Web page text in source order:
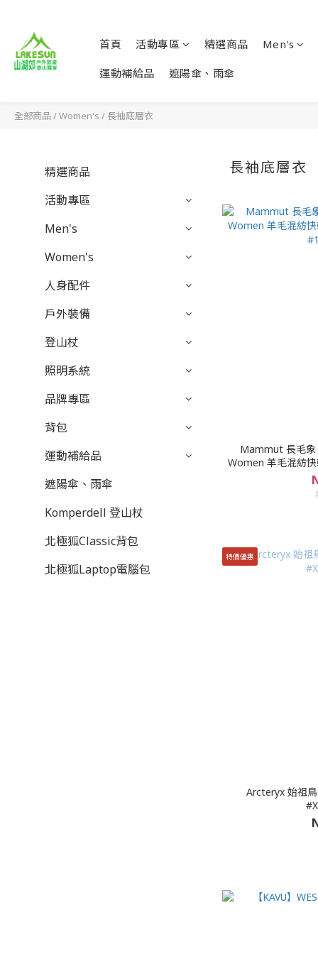
首頁 活動專區 精選商品 Men's
運動補給品 遮陽傘、雨傘
全部商品 /Women's / 長袖底層衣
精選商品
活動專區
Men's
Women's
人身配件
戶外裝備
登山杖
照明系統
品牌專區
背包
運動補給品
遮陽傘、雨傘
Komperdell 登山杖
北極狐Classic背包
北極狐Laptop電腦包
長袖底層衣
Mammut 長毛
Women 羊毛混紡
特價優惠
Arcteryx 始祖